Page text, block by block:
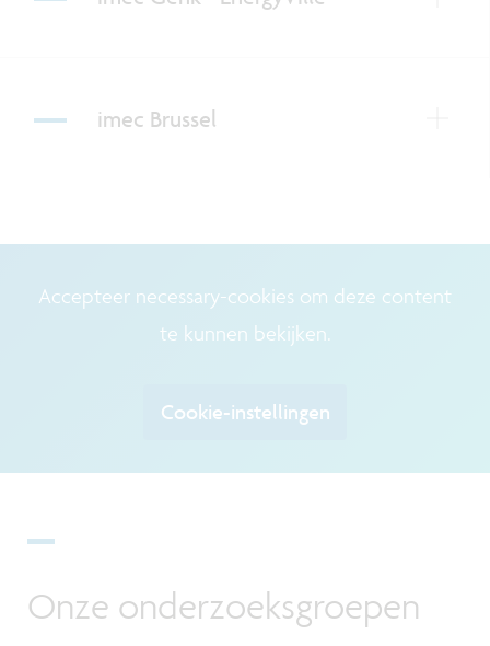
imec Brussel
Accepteer necessary-cookies om deze content
te kunnen bekijken.
Cookie-instellingen
Onze onderzoeksgroepen